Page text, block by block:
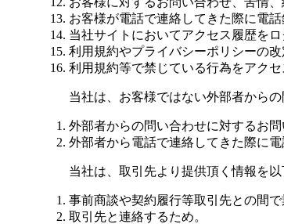
お客様が電話で連絡してきた際に電
当社サイトにおいてアクセス履歴を
利用規約やプライバシーポリシーの
利用規約等で禁じている行為をアク
当社は、お客様ではない外部者から
外部者からの問い合わせに対するお
外部者から電話で連絡してきた際に
当社は、取引先より提供頂く情報を
事前商談や契約履行等取引先との間で
取引先と連絡するため。